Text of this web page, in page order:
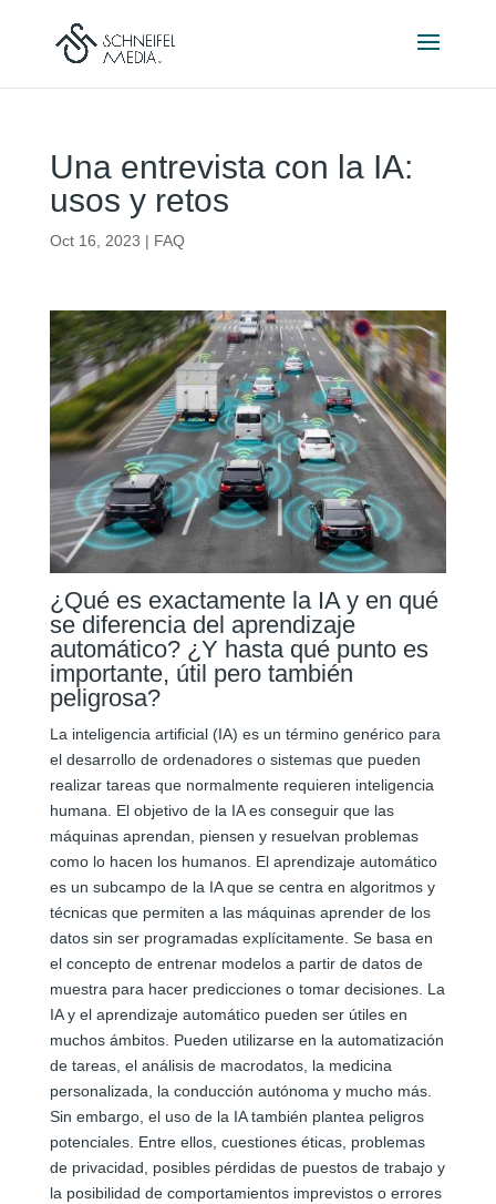
Una entrevista con la IA:
usos y retos
Oct 16, 2023 | FAQ
¿Qué es exactamente la IA y en qué
se diferencia del aprendizaje
automático? ¿Y hasta qué punto es
importante, útil pero también
peligrosa?
La inteligencia artificial (IA) es un término genérico para
el desarrollo de ordenadores o sistemas que pueden
realizar tareas que normalmente requieren inteligencia
humana. El objetivo de la IA es conseguir que las
máquinas aprendan, piensen y resuelvan problemas
como lo hacen los humanos. El aprendizaje automático
es un subcampo de la IA que se centra en algoritmos y
técnicas que permiten a las máquinas aprender de los
datos sin ser programadas explícitamente. Se basa en
el concepto de entrenar modelos a partir de datos de
muestra para hacer predicciones o tomar decisiones. La
IA y el aprendizaje automático pueden ser útiles en
muchos ámbitos. Pueden utilizarse en la automatización
de tareas, el análisis de macrodatos, la medicina
personalizada, la conducción autónoma y mucho más.
Sin embargo, el uso de la IA también plantea peligros
potenciales. Entre ellos, cuestiones éticas, problemas
de privacidad, posibles pérdidas de puestos de trabajo y
la posibilidad de comportamientos imprevistos o errores